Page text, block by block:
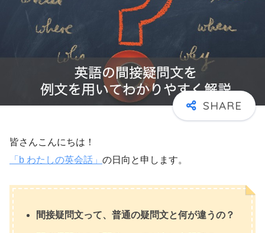
皆さんこんにちは！
「b わたしの英会話」 の日向と申します。
間接疑問文って、普通の疑問文と何が違うの？